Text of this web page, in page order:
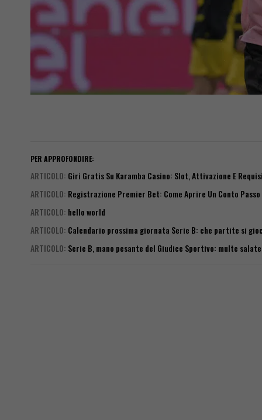
PER APPROFONDIRE:
ARTICOLO: Giri Gratis Su Karamba Casino: Slot, Attivazione E
ARTICOLO: Registrazione Premier Bet: Come Aprire Un Conto Passo
ARTICOLO: hello world
ARTICOLO: Calendario prossima giornata Serie B: che partite si
ARTICOLO: Serie B, mano pesante del Giudice Sportivo: multe